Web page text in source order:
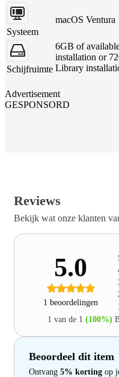
Systeem
macOS Ventura
Schijfruimte
6GB of
installation or
Library
Advertisement
GESPONSORD
Reviews
Bekijk wat onze klanten
5.0
1 beoordelingen
1 van de 1 (100%)
Beoordeel dit item
Ontvang 5% korting op